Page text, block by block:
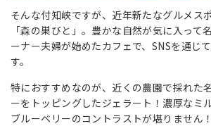
そんな付知峡ですが、近年新たなグルメス
「森の巣びと」。豊かな自然が気に入って
ーナー夫婦が始めたカフェで、SNSを通じ
す。
特におすすめなのが、近くの農園で採れた
ーをトッピングしたジェラート！濃厚なミ
ブルーベリーのコントラストが堪りません！